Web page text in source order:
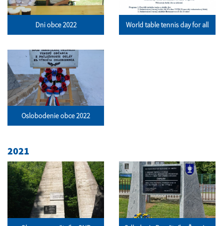
Dni obce 2022 World table tennis day for all
Oslobodenie obce 2022
2021